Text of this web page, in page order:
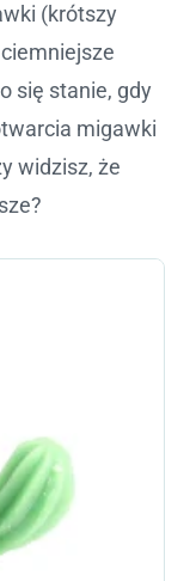
(krótszy
się stanie, gdy
migawki
widzisz, że